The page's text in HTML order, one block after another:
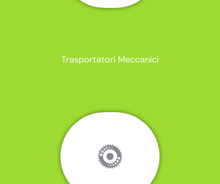
Trasportatori Meccanici